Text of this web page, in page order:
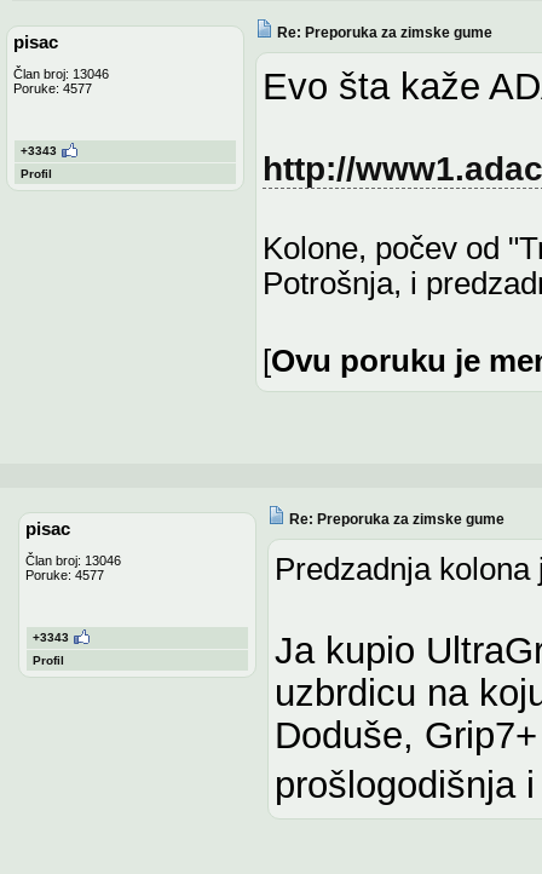
pisac
Član broj: 13046
Poruke: 4577
+3343
Profil
Re: Preporuka za zimske gume
Evo šta kaže
http://
Kolone, počev od
Potrošnja, i
[Ovu poruku je
pisac
Član broj: 13046
Poruke: 4577
+3343
Profil
Re: Preporuka za zimske gume
Predzadnja
Ja kupio
uzbrdicu na
Doduše,
prošlogodišnja